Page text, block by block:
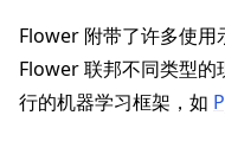
Flower 附带了许多使用
Flower 联邦不同类型的
行的机器学习框架，如